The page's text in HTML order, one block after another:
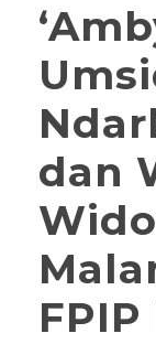
dan
FPIP